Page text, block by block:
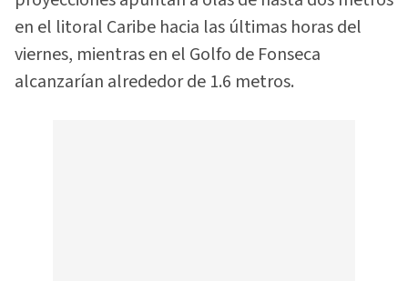
en el litoral Caribe hacia las últimas horas del
viernes, mientras en el Golfo de Fonseca
alcanzarían alrededor de 1.6 metros.